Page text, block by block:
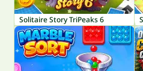
Solitaire Story TriPeaks 6